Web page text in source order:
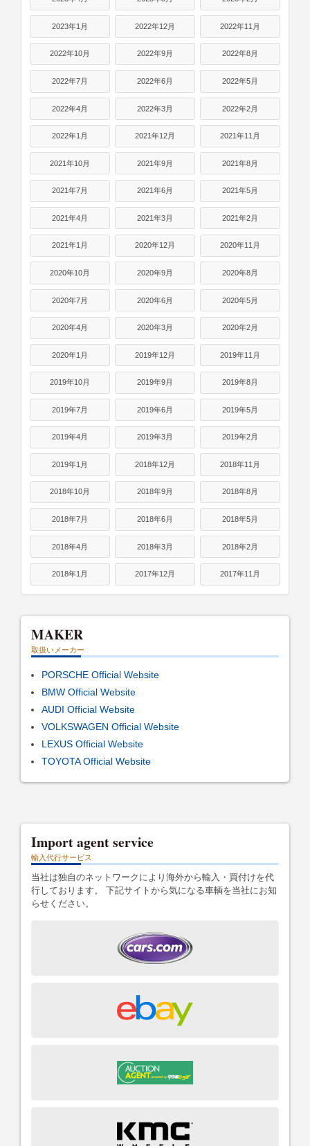
2023年1月 2022年12月 2022年11月
2022年10月 2022年9月 2022年8月
2022年7月 2022年6月 2022年5月
2022年4月 2022年3月 2022年2月
2022年1月 2021年12月 2021年11月
2021年10月 2021年9月 2021年8月
2021年7月 2021年6月 2021年5月
2021年4月 2021年3月 2021年2月
2021年1月 2020年12月 2020年11月
2020年10月 2020年9月 2020年8月
2020年7月 2020年6月 2020年5月
2020年4月 2020年3月 2020年2月
2020年1月 2019年12月 2019年11月
2019年10月 2019年9月 2019年8月
2019年7月 2019年6月 2019年5月
2019年4月 2019年3月 2019年2月
2019年1月 2018年12月 2018年11月
2018年10月 2018年9月 2018年8月
2018年7月 2018年6月 2018年5月
2018年4月 2018年3月 2018年2月
2018年1月 2017年12月 2017年11月
MAKER
取扱いメーカー
PORSCHE Official Website
BMW Official Website
AUDI Official Website
VOLKSWAGEN Official Website
LEXUS Official Website
TOYOTA Official Website
Import agent service
輸入代行サービス
当社は独自のネットワークにより海外から輸入・買付けを代
行しております。 下記サイトから気になる車輌を当社にお知
らせください。